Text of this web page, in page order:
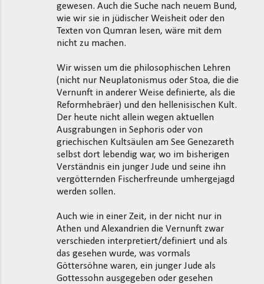
gewesen. Auch die Suche nach neuem Bund,
wie wir sie in jüdischer Weisheit oder den
Texten von Qumran lesen, wäre mit dem
nicht zu machen.
Wir wissen um die philosophischen Lehren
(nicht nur Neuplatonismus oder Stoa, die die
Vernunft in anderer Weise definierte, als die
Reformhebräer) und den hellenisischen Kult.
Der heute nicht allein wegen aktuellen
Ausgrabungen in Sephoris oder von
griechischen Kultsäulen am See Genezareth
selbst dort lebendig war, wo im bisherigen
Verständnis ein junger Jude und seine ihn
vergötternden Fischerfreunde umhergejagd
werden sollen.
Auch wie in einer Zeit, in der nicht nur in
Athen und Alexandrien die Vernunft zwar
verschieden interpretiert/definiert und als
das gesehen wurde, was vormals
Göttersöhne waren, ein junger Jude als
Gottessohn ausgegeben oder gesehen